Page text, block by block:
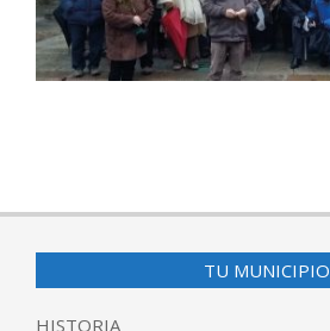
03-
TU MUNICIPIO
HISTORIA